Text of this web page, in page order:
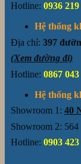
Hotline: 0936 219
Hệ thống
Địa chỉ: 397
(Xem đường đi)
Hotline: 0867 043
Hệ thống
Showroom 1: 40
Showroom 2:
Hotline: 0903 423